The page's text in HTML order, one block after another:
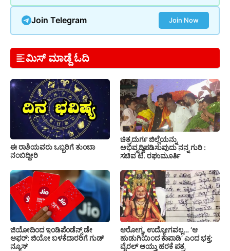
Join Telegram Join Now
ಮಿಸ್ ಮಾಡ್ದೆ ಓದಿ
ಈ ರಾಶಿಯವರು ಒಬ್ಬರಿಗೆ ತುಂಬಾ
ನಂಬಿದ್ದೀರಿ
ಚಿತ್ರದುರ್ಗ ಜಿಲ್ಲೆಯನ್ನು
ಅಭಿವೃದ್ದಿಪಡಿಸುವುದು ನನ್ನ ಗುರಿ :
ಸಚಿವ ಟಿ. ರಘುಮೂರ್ತಿ
ಜಿಯೋದಿಂದ ಇಂಡಿಪೆಂಡೆನ್ಸ್ ಡೇ
ಆಫರ್: ಜಿಯೋ ಬಳಕೆದಾರರಿಗೆ ಗುಡ್
ನ್ಯೂಸ್
ಆರೋಗ್ಯ, ಉದ್ಯೋಗವಲ್ಲ… ‘ಆ
ಹುಡುಗಿಯಿಂದ ಕಾಪಾಡಿ’ ಎಂದ ಭಕ್ತ;
ವೈರಲ್ ಆಯ್ತು ಹರಕೆ ಪತ್ರ